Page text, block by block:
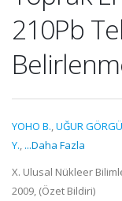
210Pb
YOHO B.,UĞUR
Y., ...Daha Fazla
X. Ulusal Nükleer
2009, (Özet Bildiri)